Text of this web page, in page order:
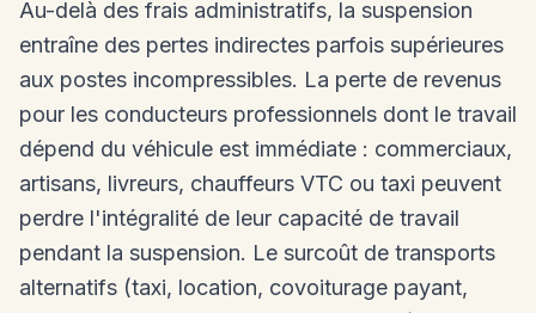
Au-delà des frais administratifs, la suspension
entraîne des pertes indirectes parfois supérieures
aux postes incompressibles. La perte de revenus
pour les conducteurs professionnels dont le travail
dépend du véhicule est immédiate : commerciaux,
artisans, livreurs, chauffeurs VTC ou taxi peuvent
perdre l'intégralité de leur capacité de travail
pendant la suspension. Le surcoût de transports
alternatifs (taxi, location, covoiturage payant,